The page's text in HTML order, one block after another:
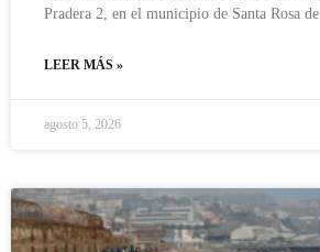
Pradera 2, en el municipio de Santa Rosa de
LEER MÁS »
agosto 5, 2026